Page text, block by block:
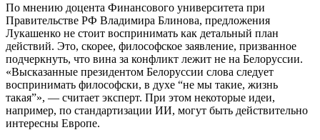
По мнению доцента Финансового университета при
Правительстве РФ Владимира Блинова, предложения
Лукашенко не стоит воспринимать как детальный план
действий. Это, скорее, философское заявление, призванное
подчеркнуть, что вина за конфликт лежит не на Белоруссии.
«Высказанные президентом Белоруссии слова следует
воспринимать философски, в духе “не мы такие, жизнь
такая”», — считает эксперт. При этом некоторые идеи,
например, по стандартизации ИИ, могут быть действительно
интересны Европе.